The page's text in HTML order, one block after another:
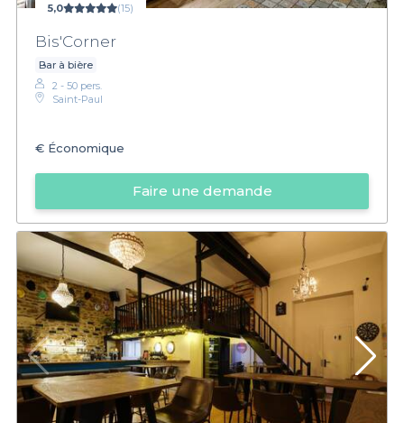
5,0 (15)
Bis'Corner
Bar à bière
2 - 50 pers.
Saint-Paul
€ Économique
Faire une demande